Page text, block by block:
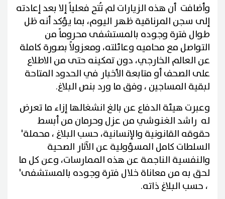
وأضافت أن هذه الزيارات لم تُتح فعلياً إلا بعد إعادته
إلى سجن المرناقية ظهر اليوم، بما يؤكد أنه ظل
طوال فترة وجوده بالمستشفى محروماً من
التواصل مع محاميه وعائلته، ومعزولاً بصورة كاملة
عن العالم الخارجي، دون تمكينه حتى من الاطلاع
على الصحف أو متابعة الأخبار في الحدود المتاحة
لبقية المساجين ، وفق ما ورد بنص البلاغ.
وعبرت هيئة الدفاع عن بالغ انشغالها إزاء ما تعرض
له راشد الغنوشي من عزل وحرمان من أبسط
حقوقه القانونية والإنسانية، حسب البلاغ ، محملة'
السلطات كامل المسؤولية عن الآثار الصحية
والنفسية الناجمة عن هذه الممارسات، وعن كل ما
لحق به من معاناة خلال فترة وجوده بالمستشفى'
، حسب البلاغ ذاته.